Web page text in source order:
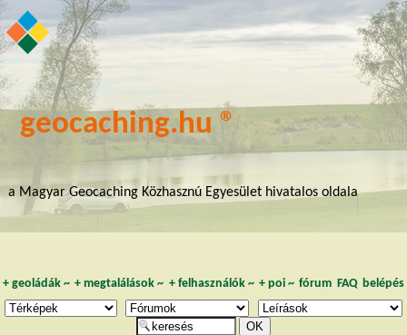
geocaching.hu ®
a Magyar Geocaching Közhasznú Egyesület hivatalos oldala
+ geoládák~ +megtalálások ~ + felhasználók~ + poi~ fórum FAQ belépés